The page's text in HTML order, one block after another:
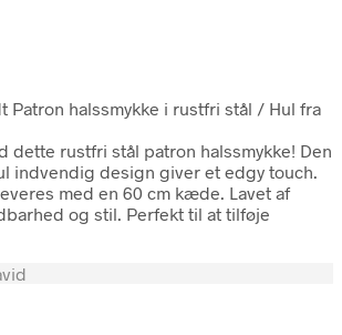
Patron halssmykke i rustfri stål / Hul fra
dette rustfri stål patron halssmykke! Den
indvendig design giver et edgy touch.
med en 60 cm kæde. Lavet af
og stil. Perfekt til at tilføje